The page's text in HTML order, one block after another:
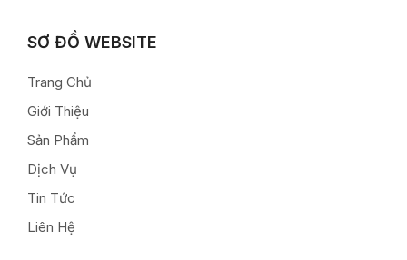
SƠ ĐỒ WEBSITE
Trang Chủ
Giới Thiệu
Sản Phẩm
Dịch Vụ
Tin Tức
Liên Hệ